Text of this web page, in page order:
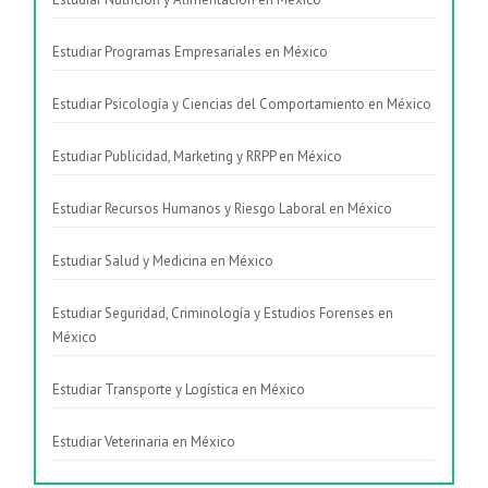
Estudiar Programas Empresariales en México
Estudiar Psicología y Ciencias del Comportamiento en México
Estudiar Publicidad, Marketing y RRPP en México
Estudiar Recursos Humanos y Riesgo Laboral en México
Estudiar Salud y Medicina en México
Estudiar Seguridad, Criminología y Estudios Forenses en
México
Estudiar Transporte y Logística en México
Estudiar Veterinaria en México